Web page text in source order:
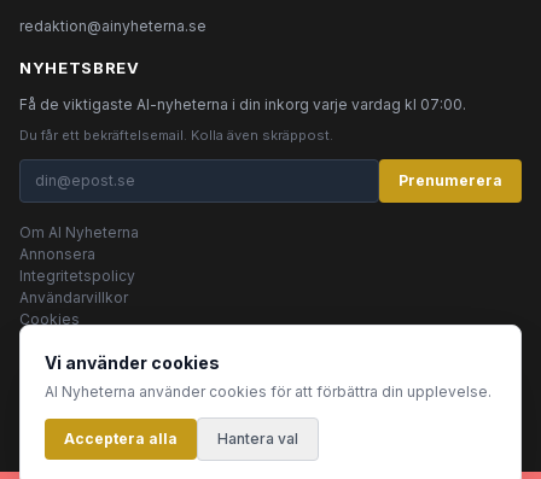
redaktion@ainyheterna.se
NYHETSBREV
Få de viktigaste AI-nyheterna i din inkorg varje vardag kl 07:00.
Du får ett bekräftelsemail. Kolla även skräppost.
Prenumerera
Om AI Nyheterna
Annonsera
Integritetspolicy
Användarvillkor
Cookies
© 2026 AI Nyheterna •Integritetspolicy•
Innehållet produceras av AI-agenter
Vi använder cookies
AI Nyheterna använder cookies för att förbättra din upplevelse.
Acceptera alla Hantera val